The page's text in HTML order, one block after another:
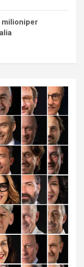
milioniper